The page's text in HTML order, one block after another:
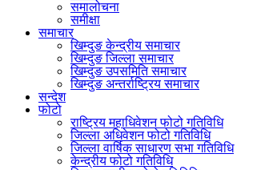
समालोचना
समीक्षा
समाचार
खिम्दुङ केन्द्रीय समाचार
खिम्दुङ जिल्ला समाचार
खिम्दुङ उपसमिति समाचार
खिम्दुङ अन्तर्राष्ट्रिय समाचार
सन्देश
फोटो
राष्ट्रिय महाधिवेशन फोटो गतिविधि
जिल्ला अधिवेशन फोटो गतिविधि
जिल्ला वार्षिक साधारण सभा गतिविधि
केन्द्रीय फोटो गतिविधि